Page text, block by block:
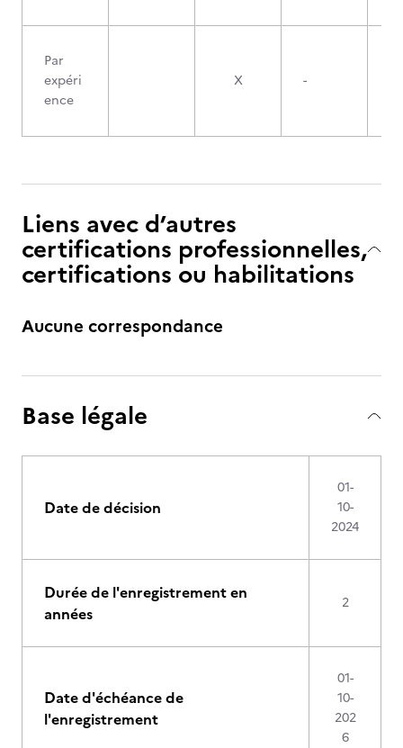
Par
expéri
ence
X -
Liens avec d’autres
certifications professionnelles,
certifications ou habilitations
Aucune correspondance
Base légale
Date de décision
01-
10-
2024
Durée de l'enregistrement en
années
2
Date d'échéance de
l'enregistrement
01-
10-
202
6